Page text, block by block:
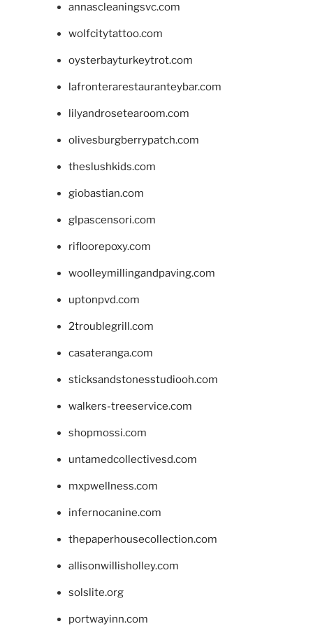
annascleaningsvc.com
wolfcitytattoo.com
oysterbayturkeytrot.com
lafronterarestauranteybar.com
lilyandrosetearoom.com
olivesburgberrypatch.com
theslushkids.com
giobastian.com
glpascensori.com
rifloorepoxy.com
woolleymillingandpaving.com
uptonpvd.com
2troublegrill.com
casateranga.com
sticksandstonesstudiooh.com
walkers-treeservice.com
shopmossi.com
untamedcollectivesd.com
mxpwellness.com
infernocanine.com
thepaperhousecollection.com
allisonwillisholley.com
solslite.org
portwayinn.com